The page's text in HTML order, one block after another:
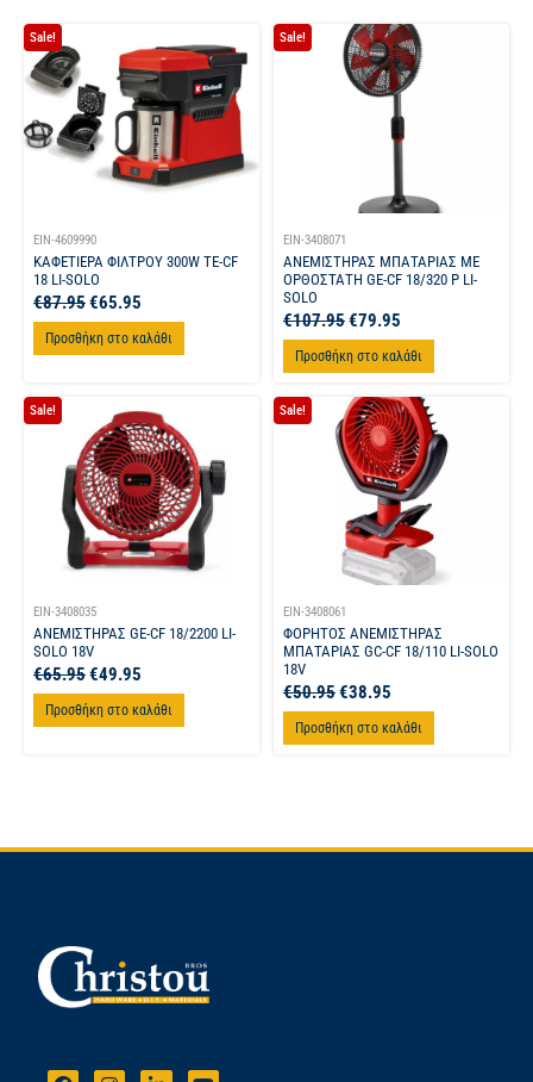
Sale!
EIN-4609990
ΚΑΦΕΤΙΕΡΑ ΦΙΛΤΡΟΥ 300W TE-CF
18 LI-SOLO
€87.95€65.95
Προσθήκη στο καλάθι
Sale!
EIN-3408071
ΑΝΕΜΙΣΤΗΡΑΣ ΜΠΑΤΑΡΙΑΣ ΜΕ
ΟΡΘΟΣΤΑΤΗ GE-CF 18/320 P LI-
SOLO
€107.95€79.95
Προσθήκη στο καλάθι
Sale!
EIN-3408035
ΑΝΕΜΙΣΤΗΡΑΣ GE-CF 18/2200 LI-
SOLO 18V
€65.95€49.95
Προσθήκη στο καλάθι
Sale!
EIN-3408061
ΦΟΡΗΤΟΣ ΑΝΕΜΙΣΤΗΡΑΣ
ΜΠΑΤΑΡΙΑΣ GC-CF 18/110 LI-SOLO
18V
€50.95€38.95
Προσθήκη στο καλάθι